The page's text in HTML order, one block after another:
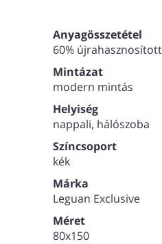
is. A fenntartható
védelmében,
díszíti.
Kerülhet:
hangulatot teremt.
Dolgozószobába,
biztosítson.
szerez.
Szálmagasság: 6,25
Csomószám:
Összsúly: 1940 g/m2
Származási hely:
Anyagösszetétel
60%
Mintázat
modern mintás
Helyiség
nappali, hálószoba
Színcsoport
kék
Márka
Leguan Exclusive
Méret
80x150